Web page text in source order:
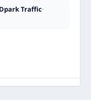
Traffic·